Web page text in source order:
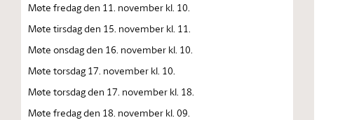
Møte fredag den 11. november kl. 10.
Møte tirsdag den 15. november kl. 11.
Møte onsdag den 16. november kl. 10.
Møte torsdag 17. november kl. 10.
Møte torsdag den 17. november kl. 18.
Møte fredag den 18. november kl. 09.